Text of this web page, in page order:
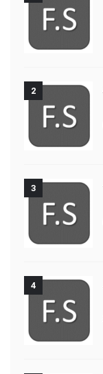
2
3
4